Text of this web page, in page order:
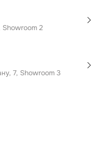
2
7, Showroom 3